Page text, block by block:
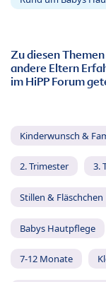
Zu diesen
andere Eltern
im HiPP Forum
Kinderwunsch &
2. Trimester 3.
Stillen & Fläschchen
Babys Hautpflege
7-12 Monate